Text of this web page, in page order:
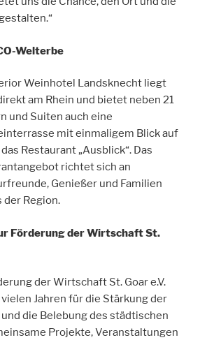
Welterbe
Weinhotel Landsknecht liegt
am Rhein und bietet neben 21
und Suiten auch eine
mit einmaligem Blick auf
Restaurant „Ausblick“. Das
richtet sich an
Genießer und Familien
der Region.
Förderung der Wirtschaft St.
der Wirtschaft St. Goar e.V.
Jahren für die Stärkung der
die Belebung des städtischen
Projekte, Veranstaltungen